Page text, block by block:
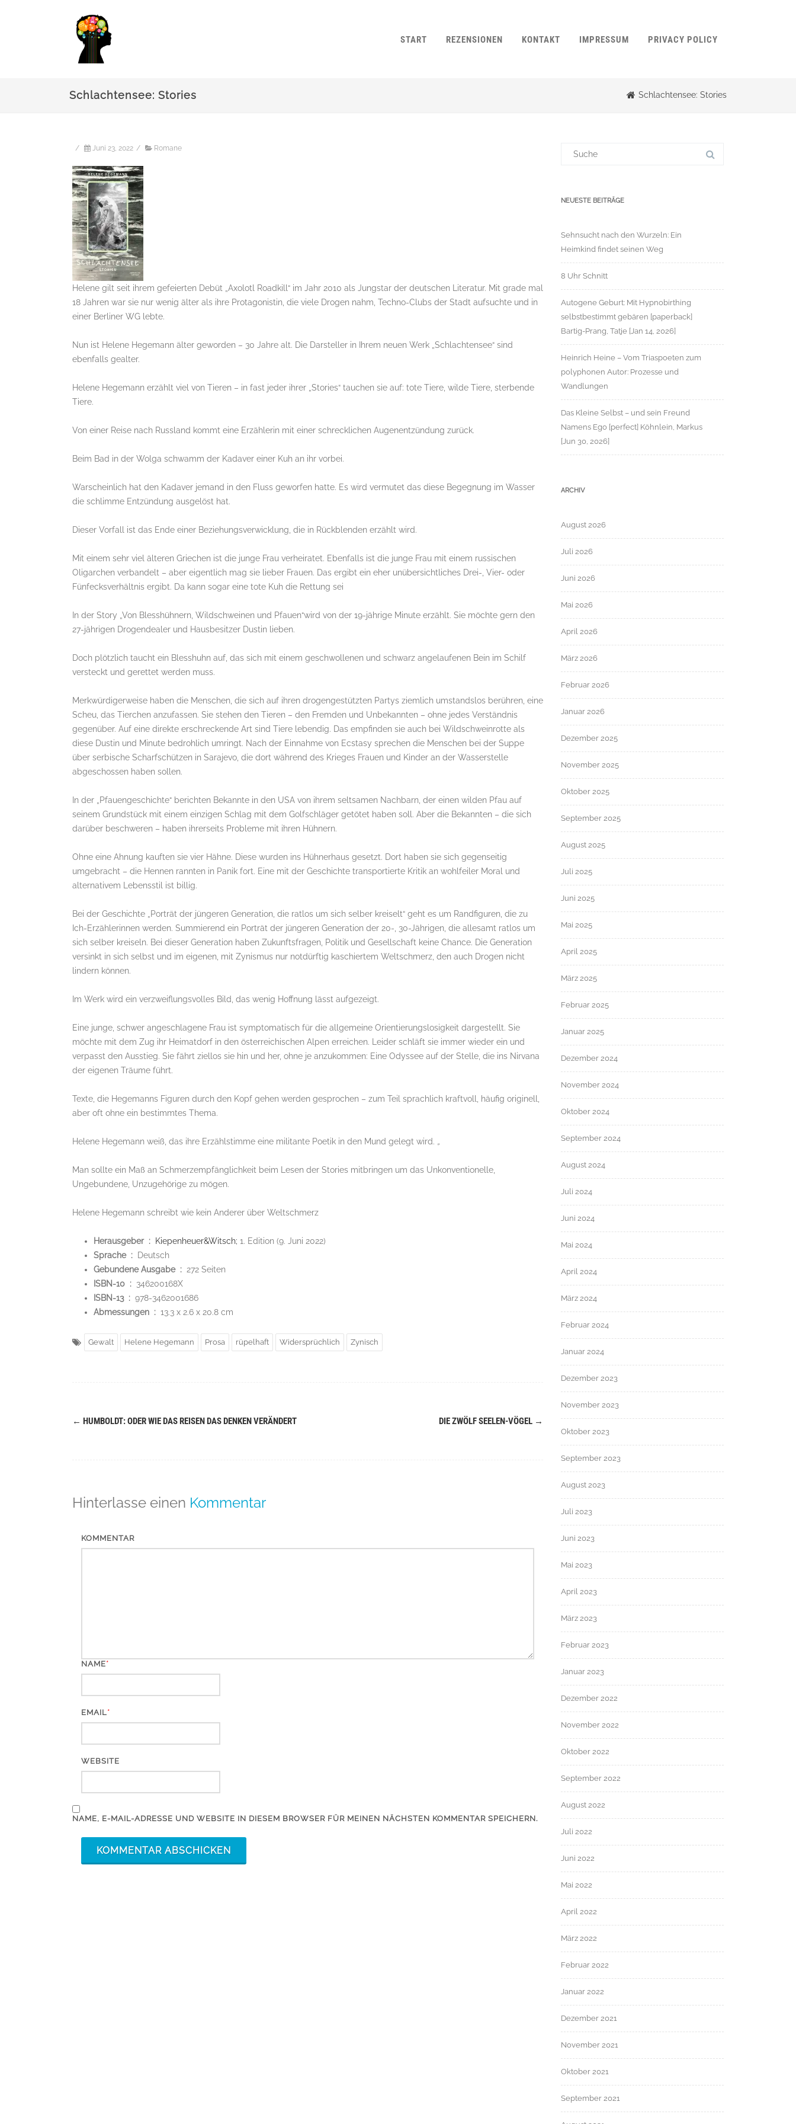
START REZENSIONEN KONTAKT IMPRESSUM PRIVACY POLICY
Schlachtensee: Stories Schlachtensee: Stories
/ Juni 23, 2022 / Romane
Helene gilt seit ihrem gefeierten Debüt „Axolotl Roadkill“ im Jahr 2010 als Jungstar der deutschen Literatur. Mit grade mal
18 Jahren war sie nur wenig älter als ihre Protagonistin, die viele Drogen nahm, Techno-Clubs der Stadt aufsuchte und in
einer Berliner WG lebte.
Nun ist Helene Hegemann älter geworden – 30 Jahre alt. Die Darsteller in Ihrem neuen Werk „Schlachtensee“ sind
ebenfalls gealter.
Helene Hegemann erzählt viel von Tieren – in fast jeder ihrer „Stories“ tauchen sie auf: tote Tiere, wilde Tiere, sterbende
Tiere.
Von einer Reise nach Russland kommt eine Erzählerin mit einer schrecklichen Augenentzündung zurück.
Beim Bad in der Wolga schwamm der Kadaver einer Kuh an ihr vorbei.
Warscheinlich hat den Kadaver jemand in den Fluss geworfen hatte. Es wird vermutet das diese Begegnung im Wasser
die schlimme Entzündung ausgelöst hat.
Dieser Vorfall ist das Ende einer Beziehungsverwicklung, die in Rückblenden erzählt wird.
Mit einem sehr viel älteren Griechen ist die junge Frau verheiratet. Ebenfalls ist die junge Frau mit einem russischen
Oligarchen verbandelt – aber eigentlich mag sie lieber Frauen. Das ergibt ein eher unübersichtliches Drei-, Vier- oder
Fünfecksverhältnis ergibt. Da kann sogar eine tote Kuh die Rettung sei
In der Story „Von Blesshühnern, Wildschweinen und Pfauen“wird von der 19-jährige Minute erzählt. Sie möchte gern den
27-jährigen Drogendealer und Hausbesitzer Dustin lieben.
Doch plötzlich taucht ein Blesshuhn auf, das sich mit einem geschwollenen und schwarz angelaufenen Bein im Schilf
versteckt und gerettet werden muss.
Merkwürdigerweise haben die Menschen, die sich auf ihren drogengestützten Partys ziemlich umstandslos berühren, eine
Scheu, das Tierchen anzufassen. Sie stehen den Tieren – den Fremden und Unbekannten – ohne jedes Verständnis
gegenüber. Auf eine direkte erschreckende Art sind Tiere lebendig. Das empfinden sie auch bei Wildschweinrotte als
diese Dustin und Minute bedrohlich umringt. Nach der Einnahme von Ecstasy sprechen die Menschen bei der Suppe
über serbische Scharfschützen in Sarajevo, die dort während des Krieges Frauen und Kinder an der Wasserstelle
abgeschossen haben sollen.
In der „Pfauengeschichte“ berichten Bekannte in den USA von ihrem seltsamen Nachbarn, der einen wilden Pfau auf
seinem Grundstück mit einem einzigen Schlag mit dem Golfschläger getötet haben soll. Aber die Bekannten – die sich
darüber beschweren – haben ihrerseits Probleme mit ihren Hühnern.
Ohne eine Ahnung kauften sie vier Hähne. Diese wurden ins Hühnerhaus gesetzt. Dort haben sie sich gegenseitig
umgebracht – die Hennen rannten in Panik fort. Eine mit der Geschichte transportierte Kritik an wohlfeiler Moral und
alternativem Lebensstil ist billig.
Bei der Geschichte „Porträt der jüngeren Generation, die ratlos um sich selber kreiselt“ geht es um Randfiguren, die zu
Ich-Erzählerinnen werden. Summierend ein Porträt der jüngeren Generation der 20-, 30-Jährigen, die allesamt ratlos um
sich selber kreiseln. Bei dieser Generation haben Zukunftsfragen, Politik und Gesellschaft keine Chance. Die Generation
versinkt in sich selbst und im eigenen, mit Zynismus nur notdürftig kaschiertem Weltschmerz, den auch Drogen nicht
lindern können.
Im Werk wird ein verzweiflungsvolles Bild, das wenig Hoffnung lässt aufgezeigt.
Eine junge, schwer angeschlagene Frau ist symptomatisch für die allgemeine Orientierungslosigkeit dargestellt. Sie
möchte mit dem Zug ihr Heimatdorf in den österreichischen Alpen erreichen. Leider schläft sie immer wieder ein und
verpasst den Ausstieg. Sie fährt ziellos sie hin und her, ohne je anzukommen: Eine Odyssee auf der Stelle, die ins Nirvana
der eigenen Träume führt.
Texte, die Hegemanns Figuren durch den Kopf gehen werden gesprochen – zum Teil sprachlich kraftvoll, häufig originell,
aber oft ohne ein bestimmtes Thema.
Helene Hegemann weiß, das ihre Erzählstimme eine militante Poetik in den Mund gelegt wird. „
Man sollte ein Maß an Schmerzempfänglichkeit beim Lesen der Stories mitbringen um das Unkonventionelle,
Ungebundene, Unzugehörige zu mögen.
Helene Hegemann schreibt wie kein Anderer über Weltschmerz
Herausgeber ‏ : ‎ Kiepenheuer&Witsch; 1. Edition (9. Juni 2022)
Sprache ‏ : ‎
Deutsch
Gebundene Ausgabe ‏ : ‎ 272 Seiten
ISBN-10 ‏ : ‎ 346200168X
ISBN-13 ‏ : ‎ 978-3462001686
Abmessungen ‏ : ‎ 13.3 x 2.6 x 20.8 cm
Gewalt Helene Hegemann Prosa rüpelhaft Widersprüchlich Zynisch
← HUMBOLDT: ODER WIE DAS REISEN DAS DENKEN VERÄNDERT DIE ZWÖLF SEELEN-VÖGEL →
Hinterlasse einen Kommentar
KOMMENTAR
NAME*
EMAIL*
WEBSITE
NAME, E-MAIL-ADRESSE UND WEBSITE IN DIESEM BROWSER FÜR MEINEN NÄCHSTEN KOMMENTAR SPEICHERN.
NEUESTE BEITRÄGE
Sehnsucht nach den Wurzeln: Ein
Heimkind findet seinen Weg
8 Uhr Schnitt
Autogene Geburt: Mit Hypnobirthing
selbstbestimmt gebären [paperback]
Bartig-Prang, Tatje [Jan 14, 2026]
Heinrich Heine – Vom Triaspoeten zum
polyphonen Autor: Prozesse und
Wandlungen
Das Kleine Selbst – und sein Freund
Namens Ego [perfect] Köhnlein, Markus
[Jun 30, 2026]
ARCHIV
August 2026
Juli 2026
Juni 2026
Mai 2026
April 2026
März 2026
Februar 2026
Januar 2026
Dezember 2025
November 2025
Oktober 2025
September 2025
August 2025
Juli 2025
Juni 2025
Mai 2025
April 2025
März 2025
Februar 2025
Januar 2025
Dezember 2024
November 2024
Oktober 2024
September 2024
August 2024
Juli 2024
Juni 2024
Mai 2024
April 2024
März 2024
Februar 2024
Januar 2024
Dezember 2023
November 2023
Oktober 2023
September 2023
August 2023
Juli 2023
Juni 2023
Mai 2023
April 2023
März 2023
Februar 2023
Januar 2023
Dezember 2022
November 2022
Oktober 2022
September 2022
August 2022
Juli 2022
Juni 2022
Mai 2022
April 2022
März 2022
Februar 2022
Januar 2022
Dezember 2021
November 2021
Oktober 2021
September 2021